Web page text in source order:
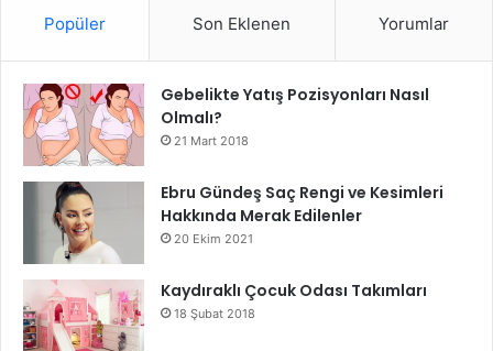
Popüler Son Eklenen Yorumlar
Gebelikte Yatış Pozisyonları Nasıl
Olmalı?
21 Mart 2018
Ebru Gündeş Saç Rengi ve Kesimleri
Hakkında Merak Edilenler
20 Ekim 2021
Kaydıraklı Çocuk Odası Takımları
18 Şubat 2018